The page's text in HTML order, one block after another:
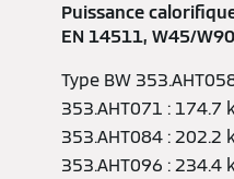
Puissance
EN 14511, W45/
Type BW
353.AHT071 : 174.7
353.AHT084 : 202.2
353.AHT096 : 234.4